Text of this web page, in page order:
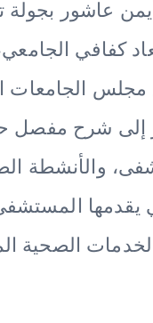
بجولة تفقدية
الجامعي، على
الخاصة،
مفصل حول
الطبية
المستشفى،
الصحية المقدمة